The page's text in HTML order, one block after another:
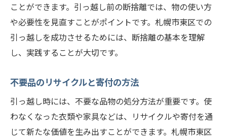
ことができます。引っ越し前の断捨離では、物の使い方
や必要性を見直すことがポイントです。札幌市東区での
引っ越しを成功させるためには、断捨離の基本を理解
し、実践することが大切です。
不要品のリサイクルと寄付の方法
引っ越し時には、不要な品物の処分方法が重要です。使
わなくなった衣類や家具などは、リサイクルや寄付を通
じて新たな価値を生み出すことができます。札幌市東区